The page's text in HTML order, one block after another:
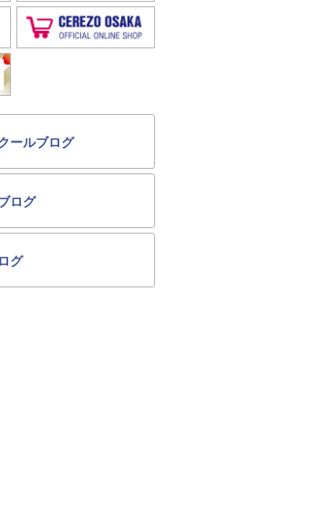
ールブログ
ログ
グ